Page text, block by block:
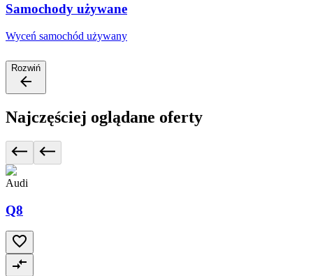
Samochody używane
Wyceń samochód używany
Rozwiń
Najczęściej oglądane oferty
Audi
Q8